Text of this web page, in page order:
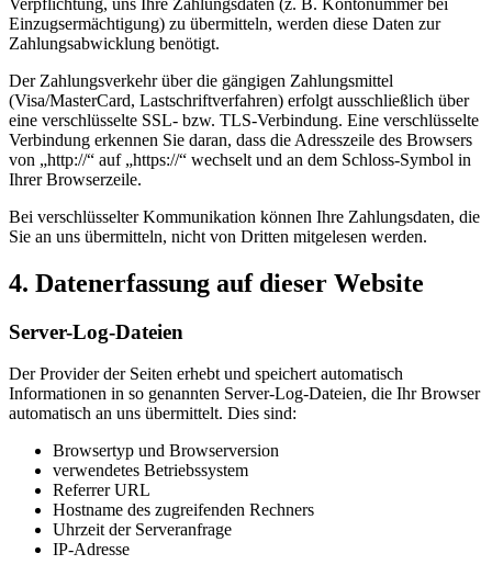
Einzugsermächtigung) zu übermitteln, werden diese Daten zur
Zahlungsabwicklung benötigt.
Der Zahlungsverkehr über die gängigen Zahlungsmittel
(Visa/MasterCard, Lastschriftverfahren) erfolgt ausschließlich über
eine verschlüsselte SSL- bzw. TLS-Verbindung. Eine verschlüsselte
Verbindung erkennen Sie daran, dass die Adresszeile des Browsers
von „http://“ auf „https://“ wechselt und an dem Schloss-Symbol in
Ihrer Browserzeile.
Bei verschlüsselter Kommunikation können Ihre Zahlungsdaten, die
Sie an uns übermitteln, nicht von Dritten mitgelesen werden.
4. Datenerfassung auf dieser Website
Server-Log-Dateien
Der Provider der Seiten erhebt und speichert automatisch
Informationen in so genannten Server-Log-Dateien, die Ihr Browser
automatisch an uns übermittelt. Dies sind:
Browsertyp und Browserversion
verwendetes Betriebssystem
Referrer URL
Hostname des zugreifenden Rechners
Uhrzeit der Serveranfrage
IP-Adresse